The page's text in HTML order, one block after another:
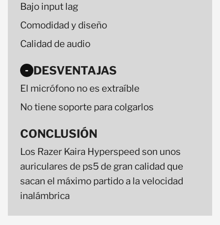
Bajo input lag
Comodidad y diseño
Calidad de audio
- DESVENTAJAS
El micrófono no es extraíble
No tiene soporte para colgarlos
CONCLUSIÓN
Los Razer Kaira Hyperspeed son unos
auriculares de ps5 de gran calidad que
sacan el máximo partido a la velocidad
inalámbrica